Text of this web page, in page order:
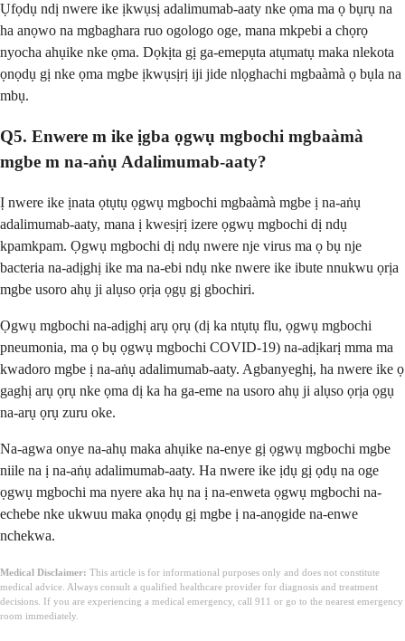
Ụfọdụ ndị nwere ike ịkwụsị adalimumab-aaty nke ọma ma ọ bụrụ na
ha anọwo na mgbaghara ruo ogologo oge, mana mkpebi a chọrọ
nyocha ahụike nke ọma. Dọkịta gị ga-emepụta atụmatụ maka nlekota
ọnọdụ gị nke ọma mgbe ịkwụsịrị iji jide nlọghachi mgbaàmà ọ bụla na
mbụ.
Q5. Enwere m ike ịgba ọgwụ mgbochi mgbaàmà
mgbe m na-aṅụ Adalimumab-aaty?
Ị nwere ike ịnata ọtụtụ ọgwụ mgbochi mgbaàmà mgbe ị na-aṅụ
adalimumab-aaty, mana ị kwesịrị izere ọgwụ mgbochi dị ndụ
kpamkpam. Ọgwụ mgbochi dị ndụ nwere nje virus ma ọ bụ nje
bacteria na-adịghị ike ma na-ebi ndụ nke nwere ike ibute nnukwu ọrịa
mgbe usoro ahụ ji alụso ọrịa ọgụ gị gbochiri.
Ọgwụ mgbochi na-adịghị arụ ọrụ (dị ka ntụtụ flu, ọgwụ mgbochi
pneumonia, ma ọ bụ ọgwụ mgbochi COVID-19) na-adịkarị mma ma
kwadoro mgbe ị na-aṅụ adalimumab-aaty. Agbanyeghị, ha nwere ike ọ
gaghị arụ ọrụ nke ọma dị ka ha ga-eme na usoro ahụ ji alụso ọrịa ọgụ
na-arụ ọrụ zuru oke.
Na-agwa onye na-ahụ maka ahụike na-enye gị ọgwụ mgbochi mgbe
niile na ị na-aṅụ adalimumab-aaty. Ha nwere ike ịdụ gị ọdụ na oge
ọgwụ mgbochi ma nyere aka hụ na ị na-enweta ọgwụ mgbochi na-
echebe nke ukwuu maka ọnọdụ gị mgbe ị na-anọgide na-enwe
nchekwa.
Medical Disclaimer: This article is for informational purposes only and does not constitute
medical advice. Always consult a qualified healthcare provider for diagnosis and treatment
decisions. If you are experiencing a medical emergency, call 911 or go to the nearest emergency
room immediately.